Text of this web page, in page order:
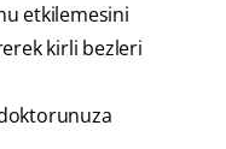
etkilemesini
kirli bezleri